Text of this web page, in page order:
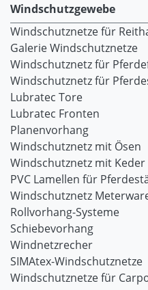
Windschutzgewebe
Windschutznetze für
Galerie Windschutznetze
Windschutznetz für
Windschutznetz für
Lubratec Tore
Lubratec Fronten
Planenvorhang
Windschutznetz mit Ösen
Windschutznetz mit Keder
PVC Lamellen für
Windschutznetz
Rollvorhang-Systeme
Schiebevorhang
Windnetzrecher
SIMAtex-Windschutznetze
Windschutznetze für